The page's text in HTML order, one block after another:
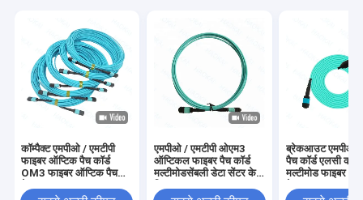
कॉम्पैक्ट एमपीओ / एमटीपी
फाइबर ऑप्टिक पैच कॉर्ड
OM3 फाइबर ऑप्टिक पैच
एमपीओ / एमटीपी ओएम3
ऑप्टिकल फाइबर पैच कॉर्ड
मल्टीमोडसेंबली डेटा सेंटर के
ब्रेकआउट एमपीओ
पैच कॉर्ड एलसी
मल्टीमोड फाइबर